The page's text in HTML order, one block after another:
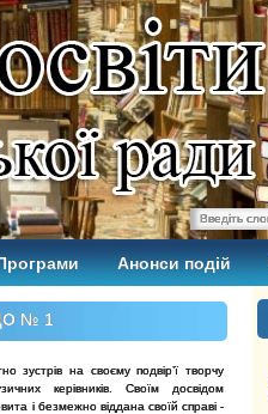
Анонси подій
№ 1
зустрів на своєму подвір’ї творчу
керівників. Своїм досвідом
і безмежно віддана своїй справі -